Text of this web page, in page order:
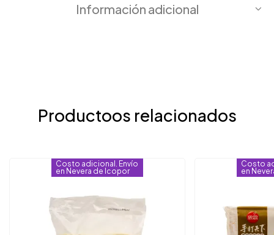
Información adicional
Productoos relacionados
Costo adicional. Envío
en Nevera de Icopor
Costo
en